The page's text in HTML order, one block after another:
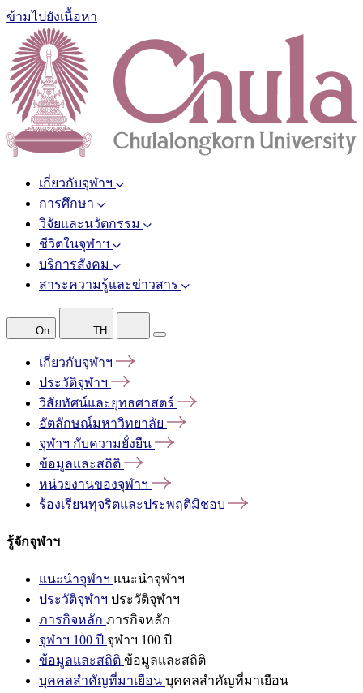
ข้ามไปยังเนื้อหา
เกี่ยวกับจุฬาฯ
การศึกษา
วิจัยและนวัตกรรม
ชีวิตในจุฬาฯ
บริการสังคม
สาระความรู้และข่าวสาร
On TH
เกี่ยวกับจุฬาฯ
ประวัติจุฬาฯ
วิสัยทัศน์และยุทธศาสตร์
อัตลักษณ์มหาวิทยาลัย
จุฬาฯ กับความยั่งยืน
ข้อมูลและสถิติ
หน่วยงานของจุฬาฯ
ร้องเรียนทุจริตและประพฤติมิชอบ
รู้จักจุฬาฯ
แนะนำจุฬาฯ แนะนำจุฬาฯ
ประวัติจุฬาฯ ประวัติจุฬาฯ
ภารกิจหลัก ภารกิจหลัก
จุฬาฯ 100 ปี จุฬาฯ 100 ปี
ข้อมูลและสถิติ ข้อมูลและสถิติ
บุคคลสำคัญที่มาเยือน บุคคลสำคัญที่มาเยือน